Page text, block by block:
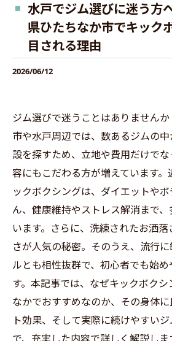
水戸でジム選びに迷う方
県ひたちなか市でキック
目される理由
2026/06/12
ジム選びで迷うことはありません
市や水戸周辺では、数あるジムの
設を探すため、立地や費用だけで
容にもこだわる方が増えています
ックボクシングは、ダイエットや
ん、健康維持やストレス解消まで
います。さらに、洗練されたお洒
さが人気の秘密。そのうえ、流行
ルとも相性抜群で、初心者でも始
す。本記事では、なぜキックボク
なかでおすすめなのか、その身体
ト効果、そして実際に続けやすい